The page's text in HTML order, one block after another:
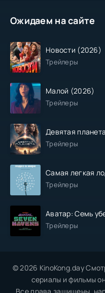
Ожидаем на сайте
Новости (2026)
Трейлеры
Малой (2026)
Трейлеры
Девятая
Трейлеры
Самая легкая
Трейлеры
Аватар: Семь
Трейлеры
© 2026 KinoKong.day
сериалы и фильмы